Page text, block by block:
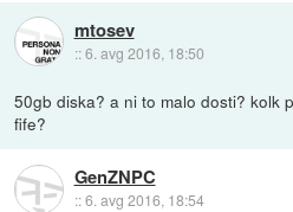
mtosev
::6. avg 2016, 18:50
50gb diska? a ni to malo dosti? kolk
fife?
GenZNPC
::6. avg 2016, 18:54